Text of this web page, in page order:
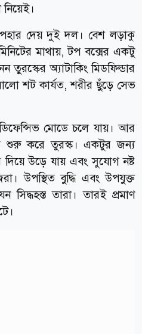
দেয় দুই দল। বেশ লড়াকু
মাথায়, টপ বক্সের একটু
তুরস্কের অ্যাটাকিং মিডফিল্ডার
শট কার্যত, শরীর ছুঁড়ে সেভ
ডিফেন্সিভ মোডে চলে যায়। আর
শুরু করে তুরস্ক। একটুর জন্য
উড়ে যায় এবং সুযোগ নষ্ট
উপস্থিত বুদ্ধি এবং উপযুক্ত
তারা। তারই প্রমাণ